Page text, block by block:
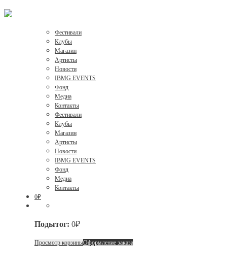
Фестивали
Клубы
Магазин
Артисты
Новости
IBMG EVENTS
Фонд
Медиа
Контакты
Фестивали
Клубы
Магазин
Артисты
Новости
IBMG EVENTS
Фонд
Медиа
Контакты
0₽
Подытог: 0₽
Просмотр корзиныОформление заказа